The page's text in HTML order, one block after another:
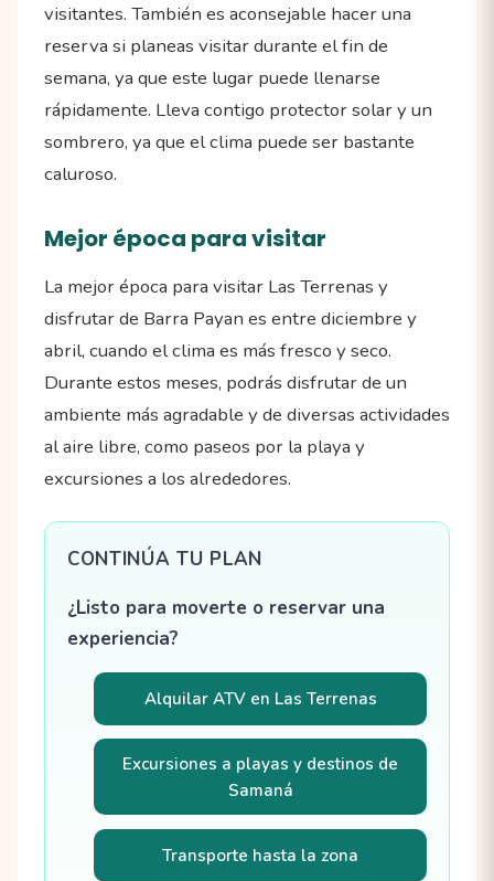
visitantes. También es aconsejable hacer una
reserva si planeas visitar durante el fin de
semana, ya que este lugar puede llenarse
rápidamente. Lleva contigo protector solar y un
sombrero, ya que el clima puede ser bastante
caluroso.
Mejor época para visitar
La mejor época para visitar Las Terrenas y
disfrutar de Barra Payan es entre diciembre y
abril, cuando el clima es más fresco y seco.
Durante estos meses, podrás disfrutar de un
ambiente más agradable y de diversas actividades
al aire libre, como paseos por la playa y
excursiones a los alrededores.
CONTINÚA TU PLAN
¿Listo para moverte o reservar una
experiencia?
Alquilar ATV en Las Terrenas
Excursiones a playas y destinos de
Samaná
Transporte hasta la zona